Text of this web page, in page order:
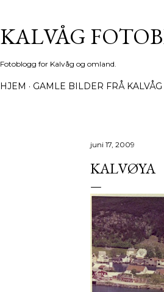
KALVÅG
Fotoblogg for Kalvåg og omland.
HJEM GAMLE BILDER FRÅ KALVÅG
juni 17, 2009
KALVØYA